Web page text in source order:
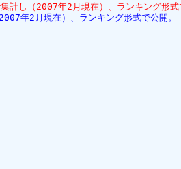
し（2007年2月現在）、ランキング形式
年2月現在）、ランキング形式で公開。